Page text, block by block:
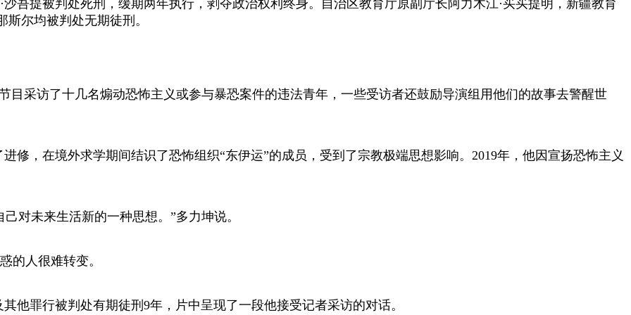
提被判处死刑，缓期两年执行，剥夺政治权利终身。自治区教育厅原副厅长阿力木江·买买提明，新疆教育
斯尔均被判处无期徒刑。
访了十几名煽动恐怖主义或参与暴恐案件的违法青年，一些受访者还鼓励导演组用他们的故事去警醒世
，在境外求学期间结识了恐怖组织“东伊运”的成员，受到了宗教极端思想影响。2019年，他因宣扬恐怖主义
未来生活新的一种思想。”多力坤说。
人很难转变。
罪行被判处有期徒刑9年，片中呈现了一段他接受记者采访的对话。